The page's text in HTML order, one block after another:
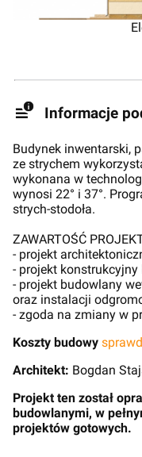
Informacje
Budynek inwentarski,
ze strychem
wykonana w
wynosi 22° i 37°.
strych-stodoła.
ZAWARTOŚĆ
- projekt
- projekt
- projekt budowlany
oraz instalacji
- zgoda na zmiany w
Koszty budowy
Architekt: Bogdan
Projekt ten został
budowlanymi, w
projektów gotowych.